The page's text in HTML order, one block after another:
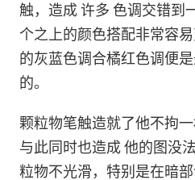
触，造成 许多 色调交错到
个之上的颜色搭配非常容
的灰蓝色调合橘红色调便
的。
颗粒物笔触造就了他不拘
与此同时也造成 他的图没
粒物不光滑，特别是在暗